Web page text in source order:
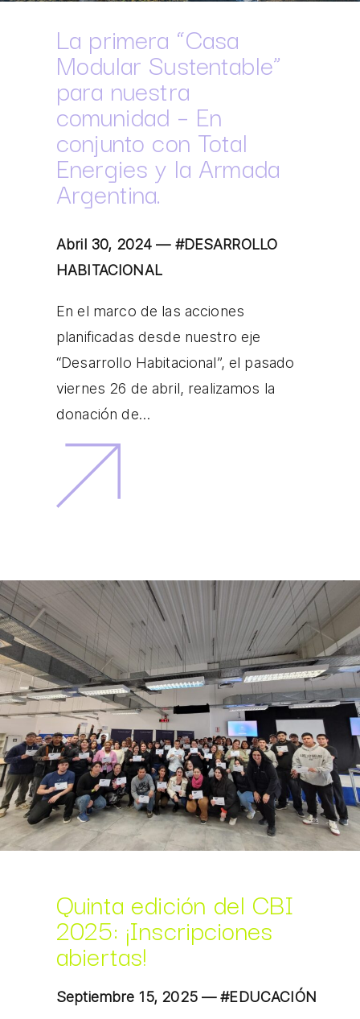
La primera “Casa
Modular Sustentable”
para nuestra
comunidad – En
conjunto con Total
Energies y la Armada
Argentina.
Abril 30, 2024 — #DESARROLLO
HABITACIONAL
En el marco de las acciones
planificadas desde nuestro eje
“Desarrollo Habitacional”, el pasado
viernes 26 de abril, realizamos la
donación de…
Quinta edición del CBI
2025: ¡Inscripciones
abiertas!
Septiembre 15, 2025 —#EDUCACIÓN